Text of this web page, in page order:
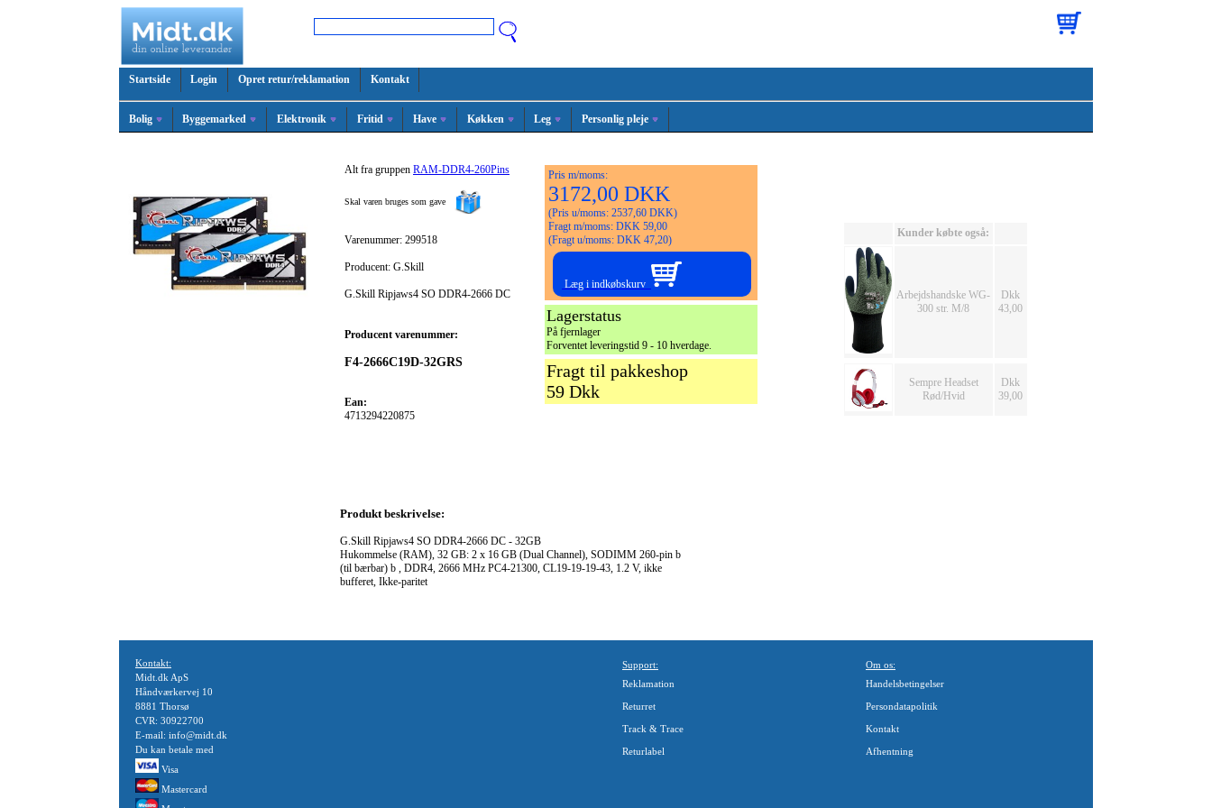
Startside Login Opret retur/reklamation Kontakt
Bolig Byggemarked Elektronik Fritid Have Køkken Leg Personlig pleje
Alt fra gruppen RAM-DDR4-260Pins
Skal varen bruges som gave
Varenummer: 299518
Producent: G.Skill
G.Skill Ripjaws4 SO DDR4-2666 DC
Producent varenummer:
F4-2666C19D-32GRS
Ean:
4713294220875
Pris m/moms:
3172,00 DKK
(Pris u/moms: 2537,60 DKK)
Fragt m/moms: DKK 59,00
(Fragt u/moms: DKK 47,20)
Læg i indkøbskurv
Lagerstatus
På fjernlager
Forventet leveringstid 9 - 10 hverdage.
Fragt til pakkeshop
59 Dkk
Produkt beskrivelse:
G.Skill Ripjaws4 SO DDR4-2666 DC - 32GB
Hukommelse (RAM), 32 GB: 2 x 16 GB (Dual Channel), SODIMM 260-pin b
(til bærbar) b , DDR4, 2666 MHz PC4-21300, CL19-19-19-43, 1.2 V, ikke
bufferet, Ikke-paritet
Kunder købte også:
Arbejdshandske WG-
300 str. M/8
Dkk
43,00
Sempre Headset
Rød/Hvid
Dkk
39,00
Kontakt:
Midt.dk ApS
Håndværkervej 10
8881 Thorsø
CVR: 30922700
E-mail: info@midt.dk
Du kan betale med
Visa
Mastercard
Support:
Reklamation
Returret
Track & Trace
Returlabel
Om os:
Handelsbetingelser
Persondatapolitik
Kontakt
Afhentning